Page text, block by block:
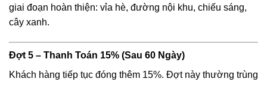
giai đoạn hoàn thiện: vỉa hè, đường nội khu, chiếu sáng,
cây xanh.
Đợt 5 – Thanh Toán 15% (Sau 60 Ngày)
Khách hàng tiếp tục đóng thêm 15%. Đợt này thường trùng